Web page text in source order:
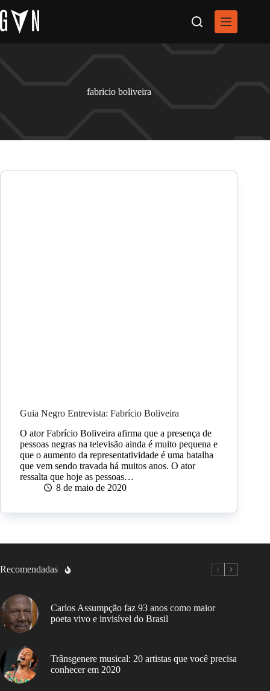
para
o
conteúdo
fabricio boliveira
Guia Negro Entrevista: Fabrício Boliveira
O ator Fabrício Boliveira afirma que a presença de
pessoas negras na televisão ainda é muito pequena e
que o aumento da representatividade é uma batalha
que vem sendo travada há muitos anos. O ator
ressalta que hoje as pessoas…
8 de maio de 2020
Recomendadas
Carlos Assumpção faz 93 anos como maior
poeta vivo e invisível do Brasil
Trânsgenere musical: 20 artistas que você precisa
conhecer em 2020